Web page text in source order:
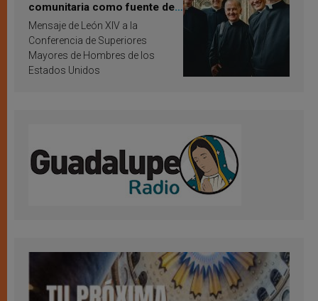
comunitaria como fuente de
inspiración y santificación
Mensaje de León XIV a la
Conferencia de Superiores
Mayores de Hombres de los
Estados Unidos